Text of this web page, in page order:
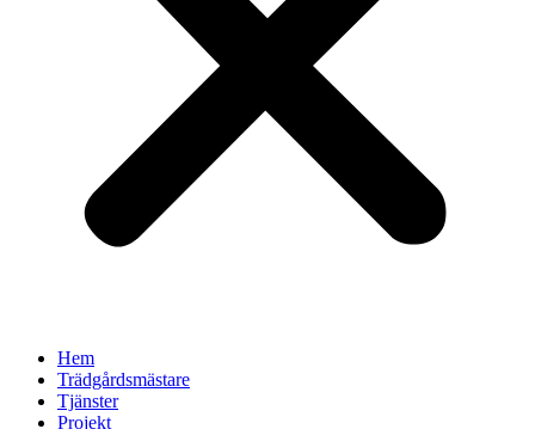
Hem
Trädgårdsmästare
Tjänster
Projekt